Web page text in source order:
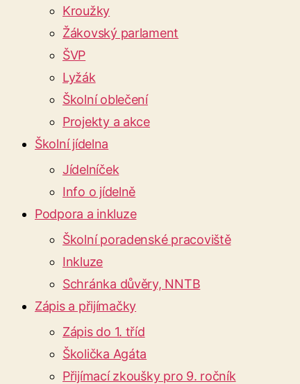
Kroužky
Žákovský parlament
ŠVP
Lyžák
Školní oblečení
Projekty a akce
Školní jídelna
Jídelníček
Info o jídelně
Podpora a inkluze
Školní poradenské pracoviště
Inkluze
Schránka důvěry, NNTB
Zápis a přijímačky
Zápis do 1. tříd
Školička Agáta
Přijímací zkoušky pro 9. ročník